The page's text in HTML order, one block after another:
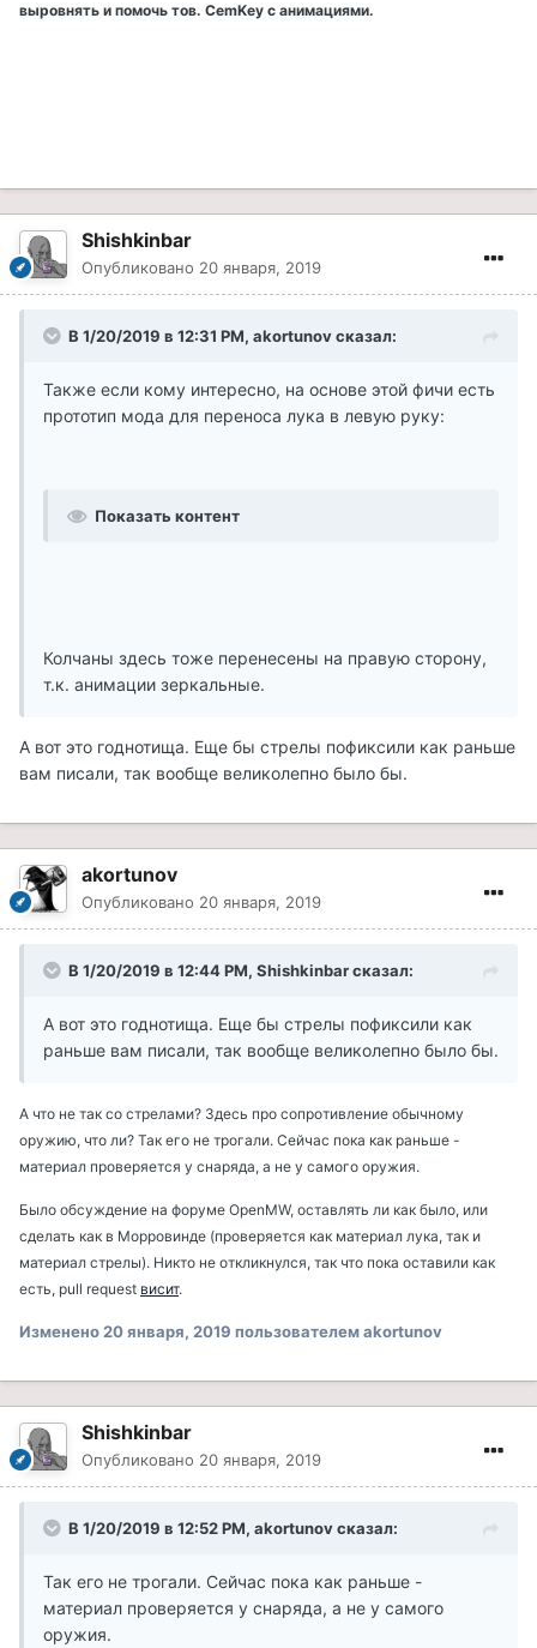
выровнять и помочь тов. CemKey с анимациями.
Shishkinbar
Опубликовано 20 января, 2019
В 1/20/2019 в 12:31 PM, akortunov сказал:
Также если кому интересно, на основе этой фичи есть
прототип мода для переноса лука в левую руку:
Показать контент
Колчаны здесь тоже перенесены на правую сторону,
т.к. анимации зеркальные.
А вот это годнотища. Еще бы стрелы пофиксили как раньше
вам писали, так вообще великолепно было бы.
akortunov
Опубликовано 20 января, 2019
В 1/20/2019 в 12:44 PM, Shishkinbar сказал:
А вот это годнотища. Еще бы стрелы пофиксили как
раньше вам писали, так вообще великолепно было бы.
А что не так со стрелами? Здесь про сопротивление обычному
оружию, что ли? Так его не трогали. Сейчас пока как раньше -
материал проверяется у снаряда, а не у самого оружия.
Было обсуждение на форуме OpenMW, оставлять ли как было, или
сделать как в Морровинде (проверяется как материал лука, так и
материал стрелы). Никто не откликнулся, так что пока оставили как
есть, pull request висит.
Изменено20 января, 2019 пользователем akortunov
Shishkinbar
Опубликовано 20 января, 2019
В 1/20/2019 в 12:52 PM, akortunov сказал:
Так его не трогали. Сейчас пока как раньше -
материал проверяется у снаряда, а не у самого
оружия.